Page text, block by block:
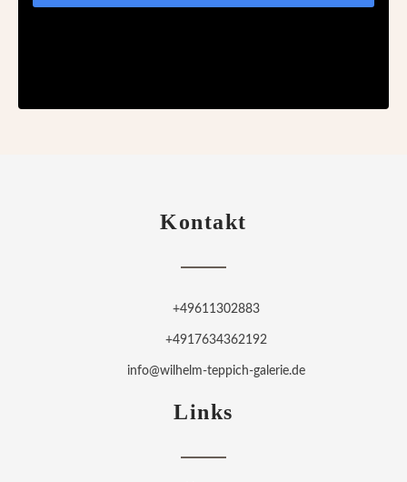
Kontakt
+49611302883
+4917634362192
info@wilhelm-teppich-galerie.de
Links